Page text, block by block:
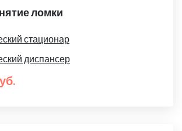
ломки
стационар
диспансер